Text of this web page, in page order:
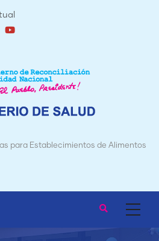
para Establecimientos de Alimentos